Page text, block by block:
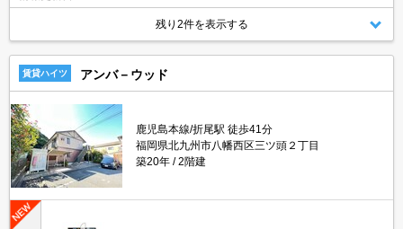
残り2件を表示する
賃貸ハイツ アンバ－ウッド
鹿児島本線/折尾駅 徒歩41分
福岡県北九州市八幡西区三ツ頭２丁目
築20年
2階建